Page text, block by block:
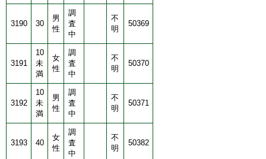
3190 30
男
性
調
査
中
不
明
50369
3191
10
未
満
女
性
調
査
中
不
明
50370
3192
10
未
満
男
性
調
査
中
不
明
50371
3193 40
女
性
調
査
中
不
明
50382